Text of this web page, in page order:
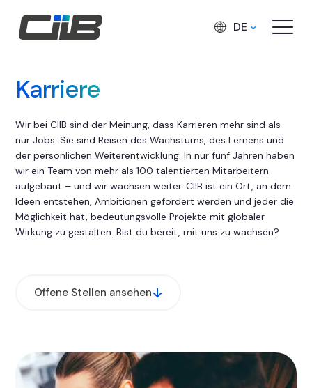
DE
Karriere
Wir bei CIIB sind der Meinung, dass Karrieren mehr sind als
nur Jobs: Sie sind Reisen des Wachstums, des Lernens und
der persönlichen Weiterentwicklung. In nur fünf Jahren haben
wir ein Team von mehr als 100 talentierten Mitarbeitern
aufgebaut – und wir wachsen weiter. CIIB ist ein Ort, an dem
Ideen entstehen, Ambitionen gefördert werden und jeder die
Möglichkeit hat, bedeutungsvolle Projekte mit globaler
Wirkung zu gestalten. Bist du bereit, mit uns zu wachsen?
Offene Stellen ansehen